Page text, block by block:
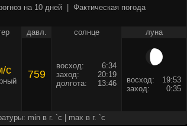
на 10 дней Фактическая погода
давл. солнце луна
c 759
восход:
6:34
заход:
20:19
долгота:
13:46 восход:
19:53
заход:
0:35
min в г. `c | max в г. `c